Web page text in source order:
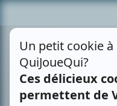
contenu